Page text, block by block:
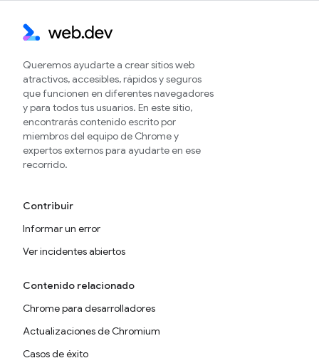
Queremos ayudarte a crear sitios web
atractivos, accesibles, rápidos y seguros
que funcionen en diferentes navegadores
y para todos tus usuarios. En este sitio,
encontrarás contenido escrito por
miembros del equipo de Chrome y
expertos externos para ayudarte en ese
recorrido.
Contribuir
Informar un error
Ver incidentes abiertos
Contenido relacionado
Chrome para desarrolladores
Actualizaciones de Chromium
Casos de éxito